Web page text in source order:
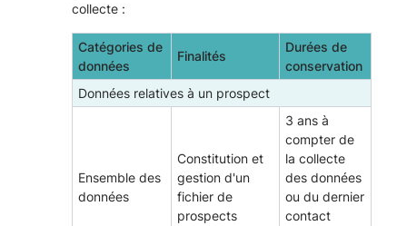
collecte :
Catégories de
données
Finalités
Durées de
conservation
Données relatives à un prospect
Ensemble des
données
Constitution et
gestion d'un
fichier de
prospects
3 ans à
compter de
la collecte
des données
ou du dernier
contact